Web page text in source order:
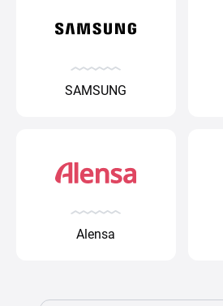
SAMSUNG
Alensa